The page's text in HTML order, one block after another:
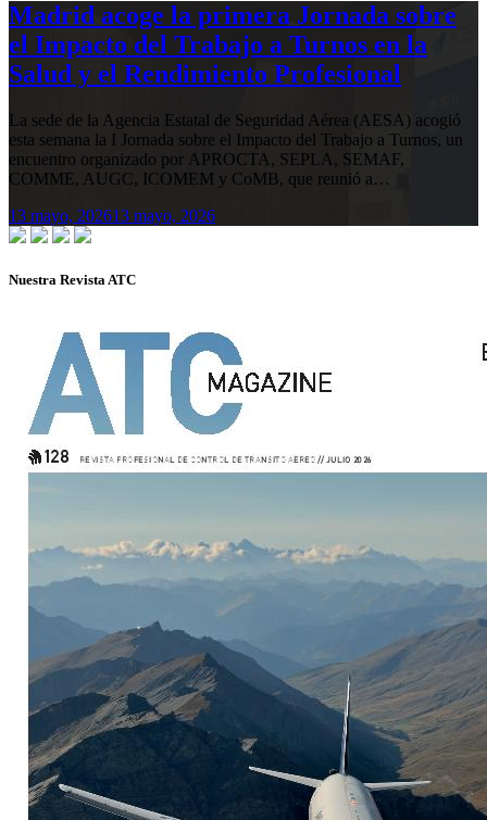
Madrid acoge la primera Jornada sobre
el Impacto del Trabajo a Turnos en la
Salud y el Rendimiento Profesional
La sede de la Agencia Estatal de Seguridad Aérea (AESA) acogió
esta semana la I Jornada sobre el Impacto del Trabajo a Turnos, un
encuentro organizado por APROCTA, SEPLA, SEMAF,
COMME, AUGC, ICOMEM y CoMB, que reunió a…
13 mayo, 202613 mayo, 2026
Nuestra Revista ATC